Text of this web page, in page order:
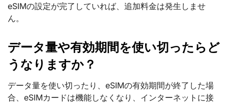
eSIMの設定が完了していれば、追加料金は発生しませ
ん。
データ量や有効期間を使い切ったらど
うなりますか？
データ量を使い切ったり、eSIMの有効期間が終了した場
合、eSIMカードは機能しなくなり、インターネットに接